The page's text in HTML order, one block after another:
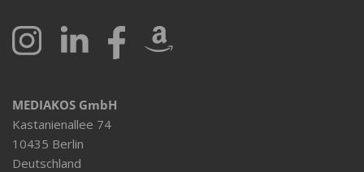
MEDIAKOS GmbH
Kastanienallee 74
10435 Berlin
Deutschland